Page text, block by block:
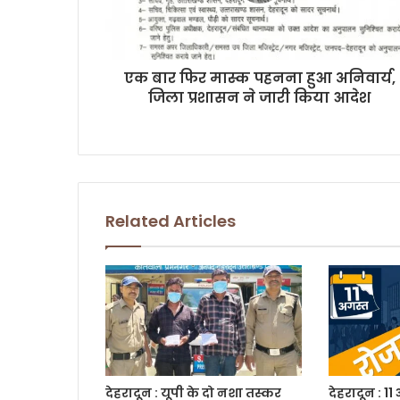
एक बार फिर मास्क पहनना हुआ अनिवार्य,
जिला प्रशासन ने जारी किया आदेश
Related Articles
देहरादून : यूपी के दो नशा तस्कर देहरादून :